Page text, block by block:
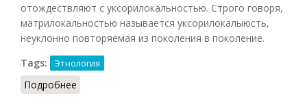
отождествляют с уксорилокальностью. Строго говоря,
матрилокальностью называется уксорилокалыюсть,
неуклонно повторяемая из поколения в поколение.
Tags:
Этнология
Подробнее